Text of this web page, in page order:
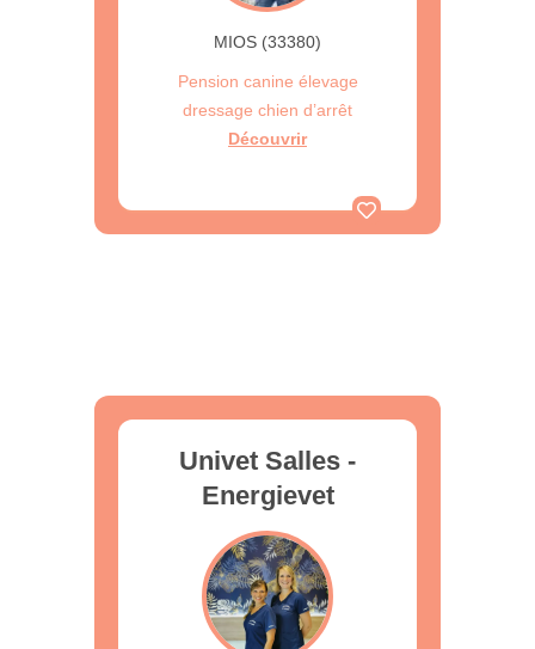
MIOS (33380)
Pension canine élevage
dressage chien d’arrêt
Découvrir
Univet Salles -
Energievet